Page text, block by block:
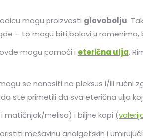
mogu proizvesti glavobolju.
– to mogu biti bolovi u ramenima,
mogu pomoći i eterična ulja.
se nanositi na pleksus i/ili ručni
ste primetili da sva eterična ulja
matičnjak/melisa) i biljne kapi (
mešavinu analgetskih i